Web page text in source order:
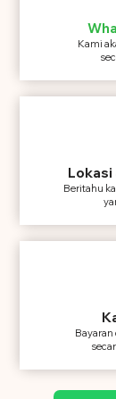
Kami
Lokasi
Beritahu